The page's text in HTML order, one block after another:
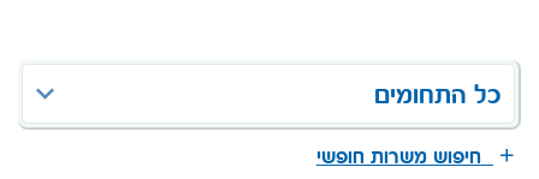
כל התחומים
חיפוש משרות חופשי